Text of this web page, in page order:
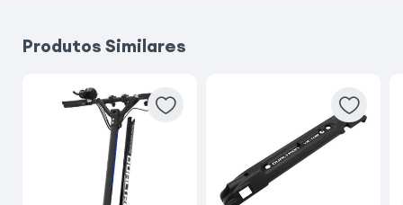
Produtos Similares